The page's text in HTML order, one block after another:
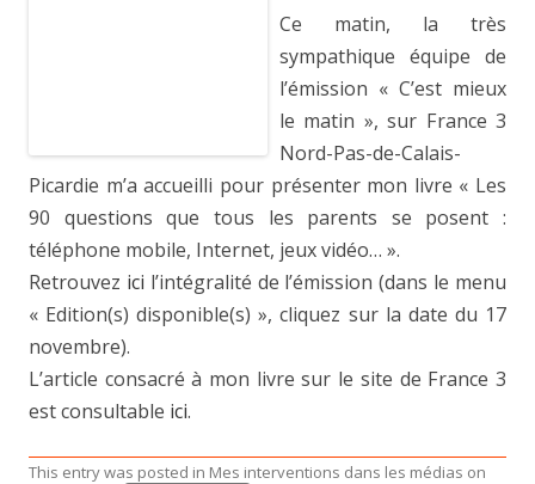
Ce matin, la très
sympathique équipe de
l’émission « C’est mieux
le matin », sur France 3
Nord-Pas-de-Calais-
Picardie m’a accueilli pour présenter mon livre « Les
90 questions que tous les parents se posent :
téléphone mobile, Internet, jeux vidéo… ».
Retrouvez ici l’intégralité de l’émission (dans le menu
« Edition(s) disponible(s) », cliquez sur la date du 17
novembre).
L’article consacré à mon livre sur le site de France 3
est consultable ici.
This entry was posted in Mes interventions dans les médias on